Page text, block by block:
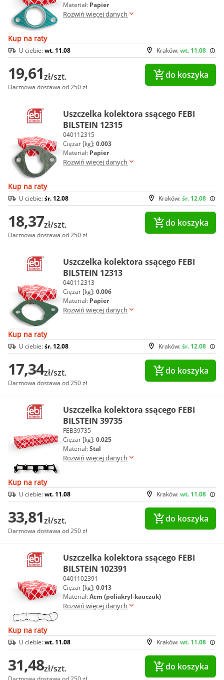
Materiał: Papier
Rozwiń więcej danych
Kup na raty
Kraków:wt. 11.08
U ciebie:wt. 11.08
19,61zł/szt.
Darmowa dostawa od 250 zł
do koszyka
Uszczelka kolektora ssącego FEBI
BILSTEIN 12315
040112315
Ciężar [kg]:0.003
Materiał: Papier
Rozwiń więcej danych
Kup na raty
Kraków:śr. 12.08
U ciebie:śr. 12.08
18,37zł/szt.
Darmowa dostawa od 250 zł
do koszyka
Uszczelka kolektora ssącego FEBI
BILSTEIN 12313
040112313
Ciężar [kg]:0.006
Materiał: Papier
Rozwiń więcej danych
Kup na raty
Kraków:śr. 12.08
U ciebie:śr. 12.08
17,34zł/szt.
Darmowa dostawa od 250 zł
do koszyka
Uszczelka kolektora ssącego FEBI
BILSTEIN 39735
FEB39735
Ciężar [kg]:0.025
Materiał:Stal
Rozwiń więcej danych
Kup na raty
Kraków:wt. 11.08
U ciebie:wt. 11.08
33,81zł/szt.
Darmowa dostawa od 250 zł
do koszyka
Uszczelka kolektora ssącego FEBI
BILSTEIN 102391
0401102391
Ciężar [kg]:0.013
Materiał:Acm (poliakryl-kauczuk)
Rozwiń więcej danych
Kup na raty
Kraków:wt. 11.08
U ciebie:wt. 11.08
31,48zł/szt. do koszyka